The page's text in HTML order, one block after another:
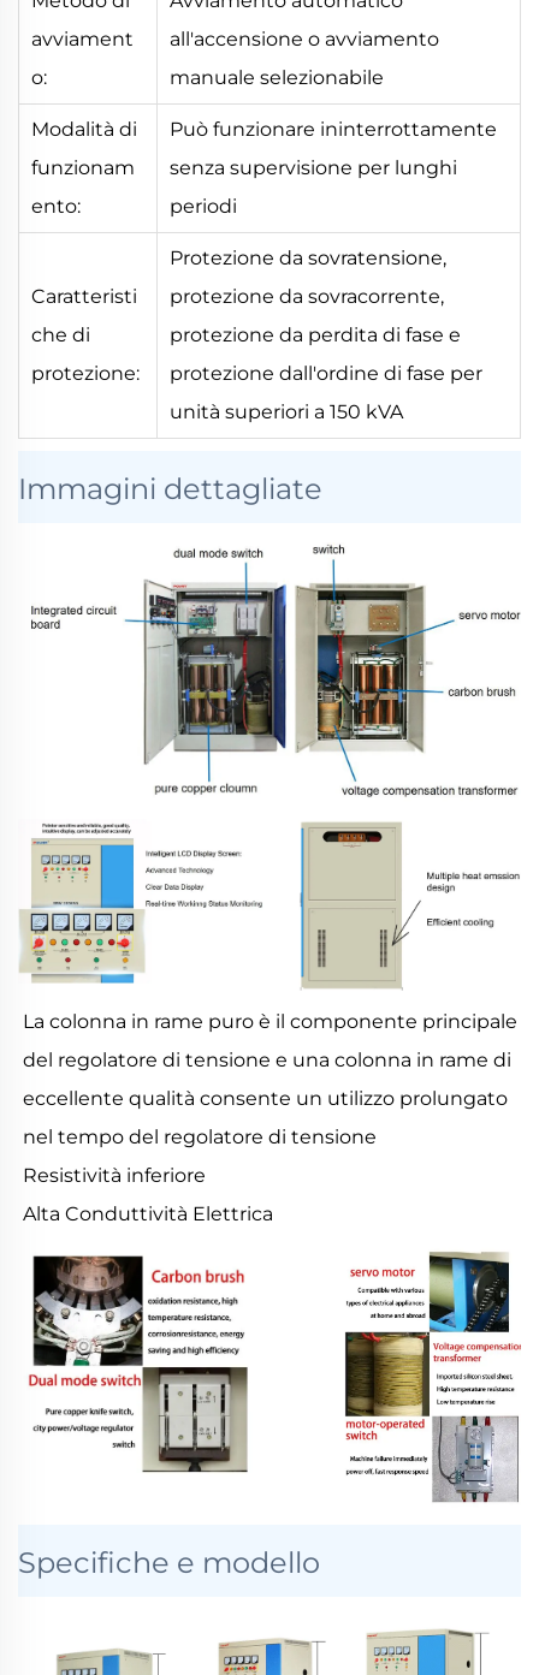
avviament
o:
all'accensione o avviamento
manuale selezionabile
Modalità di
funzionam
ento:
Può funzionare ininterrottamente
senza supervisione per lunghi
periodi
Caratteristi
che di
protezione:
Protezione da sovratensione,
protezione da sovracorrente,
protezione da perdita di fase e
protezione dall'ordine di fase per
unità superiori a 150 kVA
Immagini dettagliate
La colonna in rame puro è il componente principale
del regolatore di tensione e una colonna in rame di
eccellente qualità consente un utilizzo prolungato
nel tempo del regolatore di tensione
Resistività inferiore
Alta Conduttività Elettrica
Specifiche e modello